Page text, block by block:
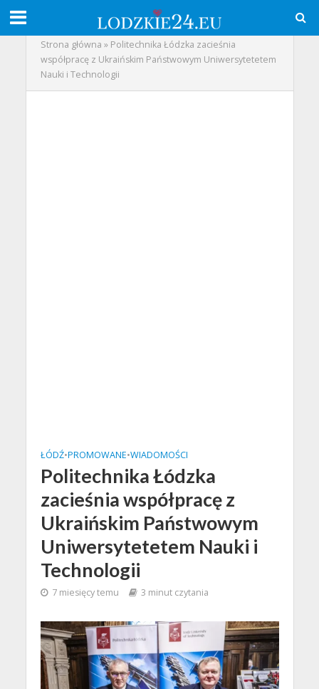
Strona główna » Politechnika Łódzka zacieśnia
współpracę z Ukraińskim Państwowym Uniwersytetetem
Nauki i Technologii
ŁÓDŹ•PROMOWANE•WIADOMOŚCI
Politechnika Łódzka
zacieśnia współpracę z
Ukraińskim Państwowym
Uniwersytetetem Nauki i
Technologii
7 miesięcy temu 3 minut czytania